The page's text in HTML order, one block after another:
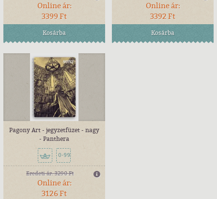
Online ár:
3399 Ft
Kosárba
Online ár:
3392 Ft
Kosárba
Pagony Art - jegyzetfüzet - nagy
- Panthera
0-99
Eredeti ár:3290 Ft
Online ár:
3126 Ft